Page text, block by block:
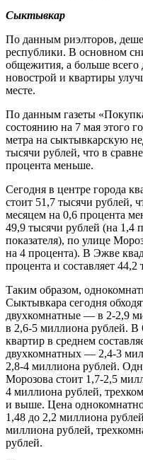
Сыктывкар
По данным риэлторов,
республики. В основном
общежития, а больше
новострой и квартиры
месте.
По данным газеты
состоянию на 7 мая этого
метра на сыктывкарскую
тысячи рублей, что в
процента меньше.
Сегодня в центре города
стоит 51,7 тысячи рублей,
месяцем на 0,6 процента
49,9 тысячи рублей (на 1,4
показателя), по улице
на 4 процента). В Эжве
процента и составляет 44,2
Таким образом,
Сыктывкара сегодня
двухкомнатные — в 2-2,9
в 2,6-5 миллиона рублей.
квартир в среднем
двухкомнатных — 2,4-3
2,8-4 миллиона рублей.
Морозова стоит 1,7-2,5
4 миллиона рублей,
и выше. Цена
1,48 до 2,2 миллиона
миллиона рублей,
рублей.